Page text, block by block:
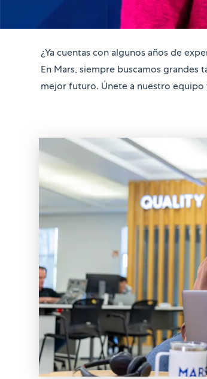
¿Ya cuentas con algunos años de
En Mars, siempre buscamos
mejor futuro. Únete a nuestro equipo